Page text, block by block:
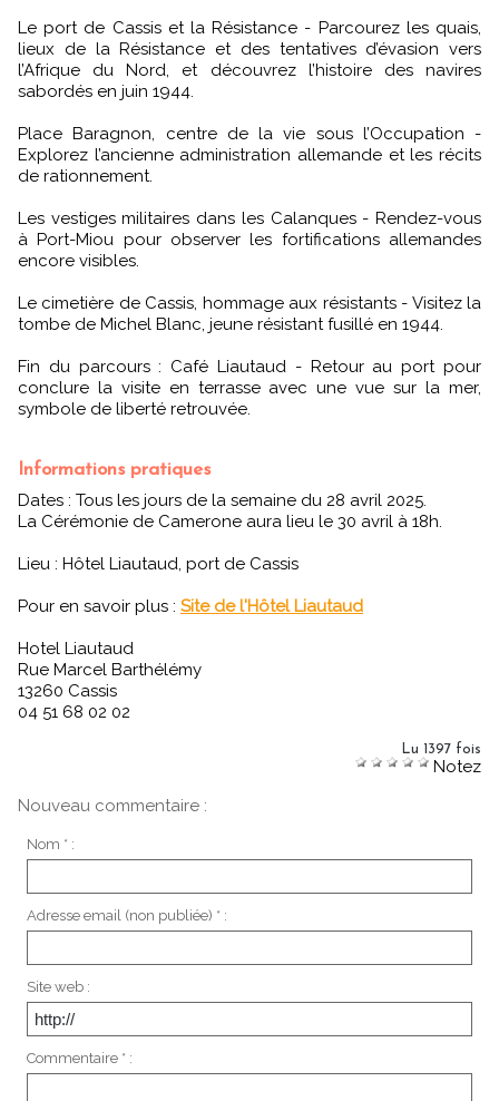
Le port de Cassis et la Résistance - Parcourez les quais,
lieux de la Résistance et des tentatives d’évasion vers
l’Afrique du Nord, et découvrez l’histoire des navires
sabordés en juin 1944.
Place Baragnon, centre de la vie sous l’Occupation -
Explorez l’ancienne administration allemande et les récits
de rationnement.
Les vestiges militaires dans les Calanques - Rendez-vous
à Port-Miou pour observer les fortifications allemandes
encore visibles.
Le cimetière de Cassis, hommage aux résistants - Visitez la
tombe de Michel Blanc, jeune résistant fusillé en 1944.
Fin du parcours : Café Liautaud - Retour au port pour
conclure la visite en terrasse avec une vue sur la mer,
symbole de liberté retrouvée.
Informations pratiques
Dates : Tous les jours de la semaine du 28 avril 2025.
La Cérémonie de Camerone aura lieu le 30 avril à 18h.
Lieu : Hôtel Liautaud, port de Cassis
Pour en savoir plus : Site de l'Hôtel Liautaud
Hotel Liautaud
Rue Marcel Barthélémy
13260 Cassis
04 51 68 02 02
Lu 1397 fois
Notez
Nouveau commentaire :
Nom * :
Adresse email (non publiée) * :
Site web :
Commentaire * :